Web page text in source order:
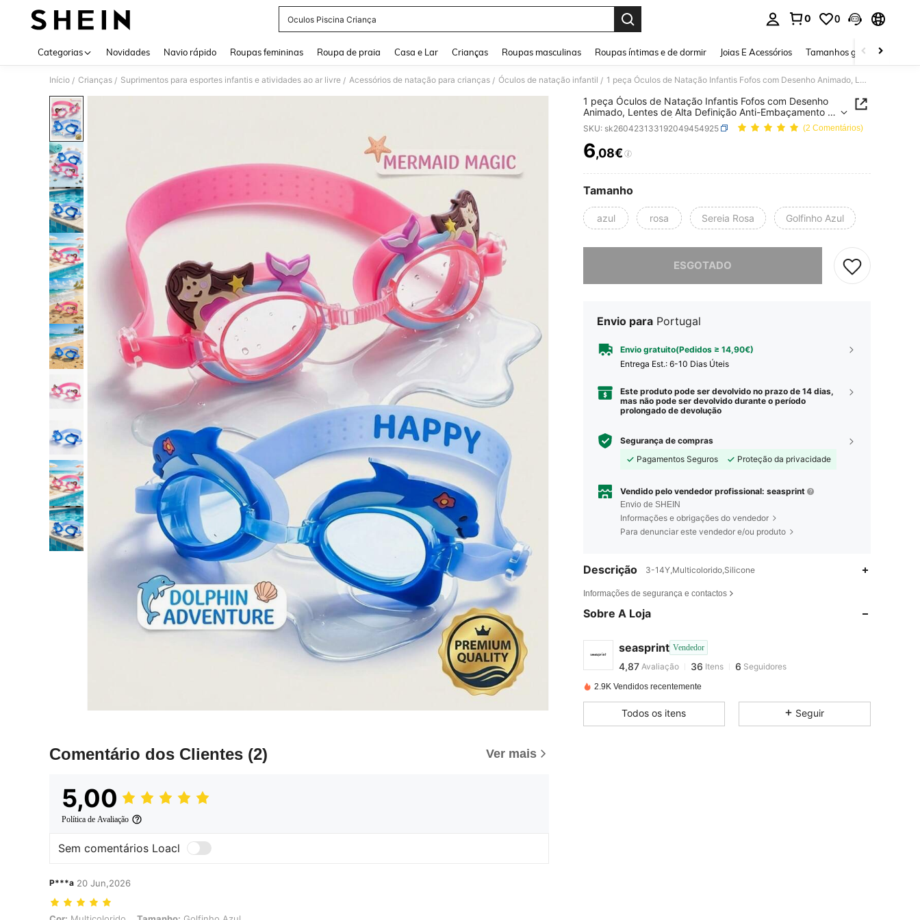
Oculos Piscina Criança
0 0
Categorias Novidades Navio rápido Roupas femininas Roupa de praia Casa e Lar Crianças Roupas masculinas Roupas íntimas e de dormir Joias E Acessórios Tamanhos grandes
Início / Crianças / Suprimentos para esportes infantis e atividades ao ar livre / Acessórios de natação para crianças / Óculos de natação infantil / 1 peça Óculos de Natação Infantis Fofos com Desenho Animado, Lentes de Alta Definição Anti-Embaçamento e à Prova de Fugas, Óculos de Proteção para Rapazes e Raparigas para Brincar na Piscina e na Água
Comentário dos Clientes (2) Ver mais
5,00
Política de Avaliação
Sem comentários Loacl
P***a 20 Jun,2026
1 peça Óculos de Natação Infantis Fofos com Desenho
Animado, Lentes de Alta Definição Anti-Embaçamento e
à Prova de Fugas, Óculos de Proteção para Rapazes e
Raparigas para Brincar na Piscina e na Água
SKU: sk260423133192049454925 (2 Comentários)
PRICE AND AVAILABILITY
6,08€
Tamanho
azul rosa Sereia Rosa Golfinho Azul
ESGOTADO
Envio para Portugal
Envio gratuito(Pedidos ≥ 14,90€)
Entrega Est.: 6-10 Dias Úteis
Este produto pode ser devolvido no prazo de 14 dias,
mas não pode ser devolvido durante o período
prolongado de devolução
Segurança de compras
Pagamentos Seguros
Proteção da privacidade
Vendido pelo vendedor profissional: seasprint
Envio de SHEIN
Informações e obrigações do vendedor
Para denunciar este vendedor e/ou produto
Descrição 3-14Y,Multicolorido,Silicone
Informações de segurança e contactos
Sobre A Loja
seasprint Vendedor
36
4,87 Avaliação 36 Itens 6 Seguidores
i***1pago 1 dia atrás
2.9K Vendidos recentemente
Todos os itens Seguir